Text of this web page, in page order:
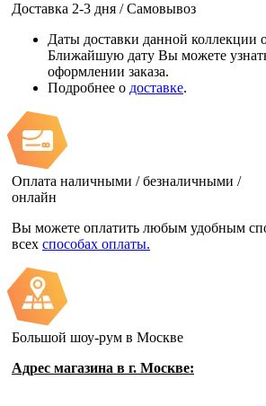
Доставка 2-3 дня / Самовывоз
Даты доставки данной коллекции
Ближайшую дату Вы можете
оформлении заказа.
Подробнее о доставке.
Оплата наличными / безналичными /
онлайн
Вы можете оплатить любым удобным
всех способах оплаты.
Большой шоу-рум в Москве
Адрес магазина в г. Москве: